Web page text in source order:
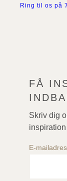
Ring til os på
FÅ
Skriv dig
E-